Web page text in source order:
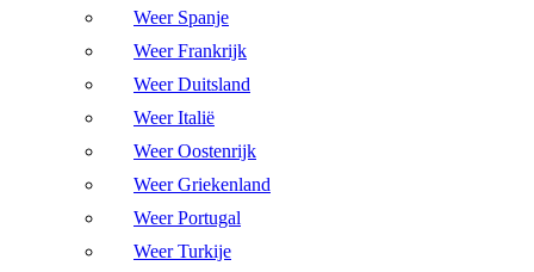
Weer Spanje
Weer Frankrijk
Weer Duitsland
Weer Italië
Weer Oostenrijk
Weer Griekenland
Weer Portugal
Weer Turkije